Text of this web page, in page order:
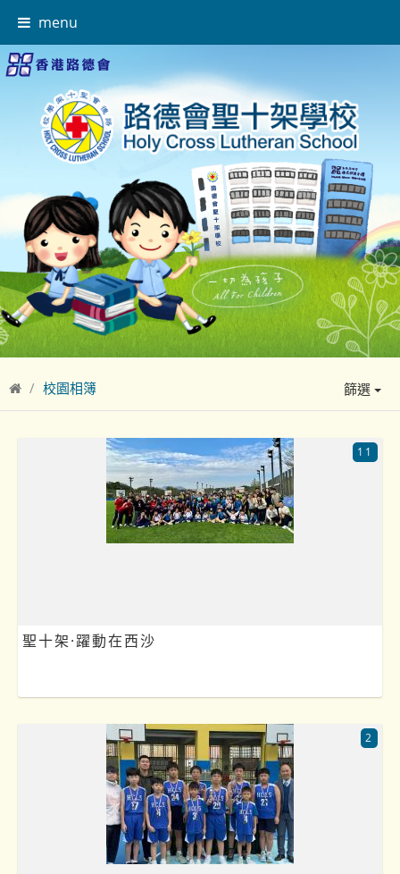
menu
校園相簿 篩選
聖十架·躍動在西沙
11
2